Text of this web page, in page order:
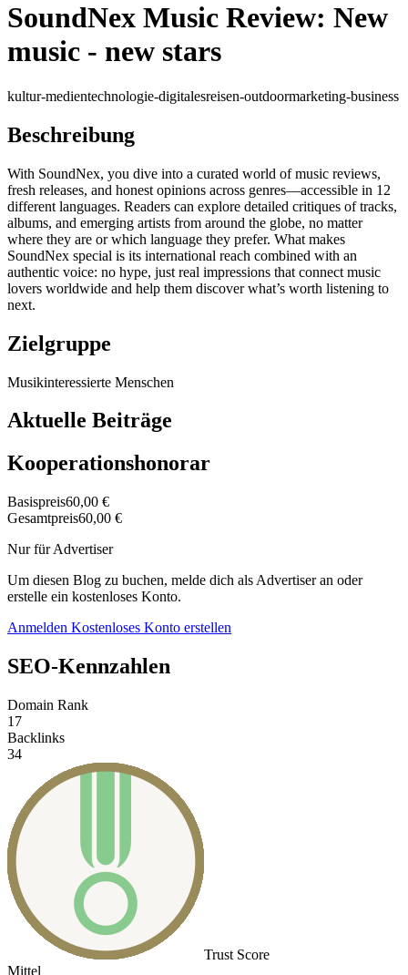
SoundNex Music Review: New
music - new stars
kultur-medientechnologie-digitalesreisen-outdoormarketing-business
Beschreibung
With SoundNex, you dive into a curated world of music reviews,
fresh releases, and honest opinions across genres—accessible in 12
different languages. Readers can explore detailed critiques of tracks,
albums, and emerging artists from around the globe, no matter
where they are or which language they prefer. What makes
SoundNex special is its international reach combined with an
authentic voice: no hype, just real impressions that connect music
lovers worldwide and help them discover what’s worth listening to
next.
Zielgruppe
Musikinteressierte Menschen
Aktuelle Beiträge
Kooperationshonorar
Basispreis60,00 €
Gesamtpreis60,00 €
Nur für Advertiser
Um diesen Blog zu buchen, melde dich als Advertiser an oder
erstelle ein kostenloses Konto.
Anmelden Kostenloses Konto erstellen
SEO-Kennzahlen
Domain Rank
17
Backlinks
34
Trust Score
Mittel